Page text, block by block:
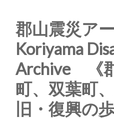
郡山震災ア
Koriyama
Archive 《
町、双葉町
旧・復興の